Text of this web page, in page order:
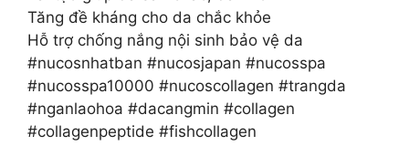
Tăng đề kháng cho da chắc khỏe
Hỗ trợ chống nắng nội sinh bảo vệ da
#nucosnhatban #nucosjapan #nucosspa
#nucosspa10000 #nucoscollagen #trangda
#nganlaohoa #dacangmin #collagen
#collagenpeptide #fishcollagen